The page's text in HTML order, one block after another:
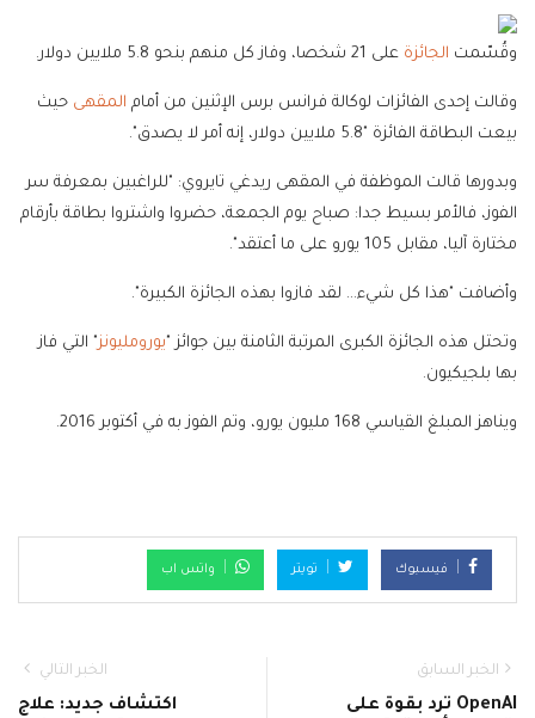
وقُسّمت الجائزة على 21 شخصا، وفاز كل منهم بنحو 5.8 ملايين دولار.
وقالت إحدى الفائزات لوكالة فرانس برس الإثنين من أمام المقهى حيث
بيعت البطاقة الفائزة "5.8 ملايين دولار، إنه أمر لا يصدق".
وبدورها قالت الموظفة في المقهى ريدغي تايروي: "للراغبين بمعرفة سر
الفوز، فالأمر بسيط جدا: صباح يوم الجمعة، حضروا واشتروا بطاقة بأرقام
مختارة آليا، مقابل 105 يورو على ما أعتقد".
وأضافت "هذا كل شيء... لقد فازوا بهذه الجائزة الكبيرة".
وتحتل هذه الجائزة الكبرى المرتبة الثامنة بين جوائز "يورومليونز" التي فاز
بها بلجيكيون.
ويناهز المبلغ القياسي 168 مليون يورو، وتم الفوز به في أكتوبر 2016.
فيسبوك تويتر واتس اب
الخبر السابق
OpenAI ترد بقوة على
الخبر التالي
اكتشاف جديد: علاج